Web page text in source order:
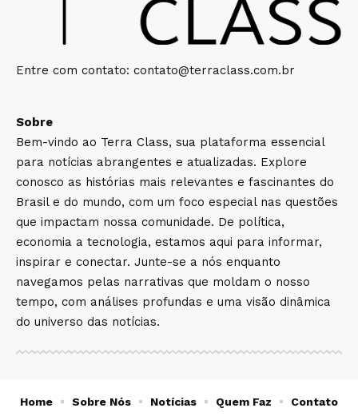
Entre com contato: contato@terraclass.com.br
Sobre
Bem-vindo ao Terra Class, sua plataforma essencial
para notícias abrangentes e atualizadas. Explore
conosco as histórias mais relevantes e fascinantes do
Brasil e do mundo, com um foco especial nas questões
que impactam nossa comunidade. De política,
economia a tecnologia, estamos aqui para informar,
inspirar e conectar. Junte-se a nós enquanto
navegamos pelas narrativas que moldam o nosso
tempo, com análises profundas e uma visão dinâmica
do universo das notícias.
Home Sobre Nós Notícias Quem Faz Contato